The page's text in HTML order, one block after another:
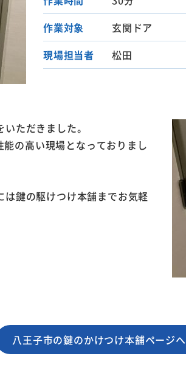
作業対象
玄関ドア
現場担当者
松田
ただきました。
の高い現場となっておりまし
鍵の駆けつけ本舗までお気軽
八王子市の鍵のかけつけ本舗ページへ